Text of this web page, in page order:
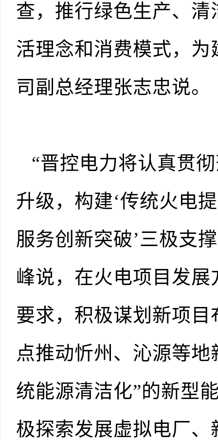
查，推行绿色生产、
活理念和消费模式，
司副总经理张志忠说。
“晋控电力将认真贯
升级，构建‘传统火电
服务创新突破’三极支
峰说，在火电项目发
要求，积极谋划新项
点推动忻州、沁源等
统能源清洁化”的新型
极探索发展虚拟电厂